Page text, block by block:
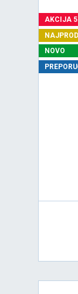
AKCIJA
NOVO